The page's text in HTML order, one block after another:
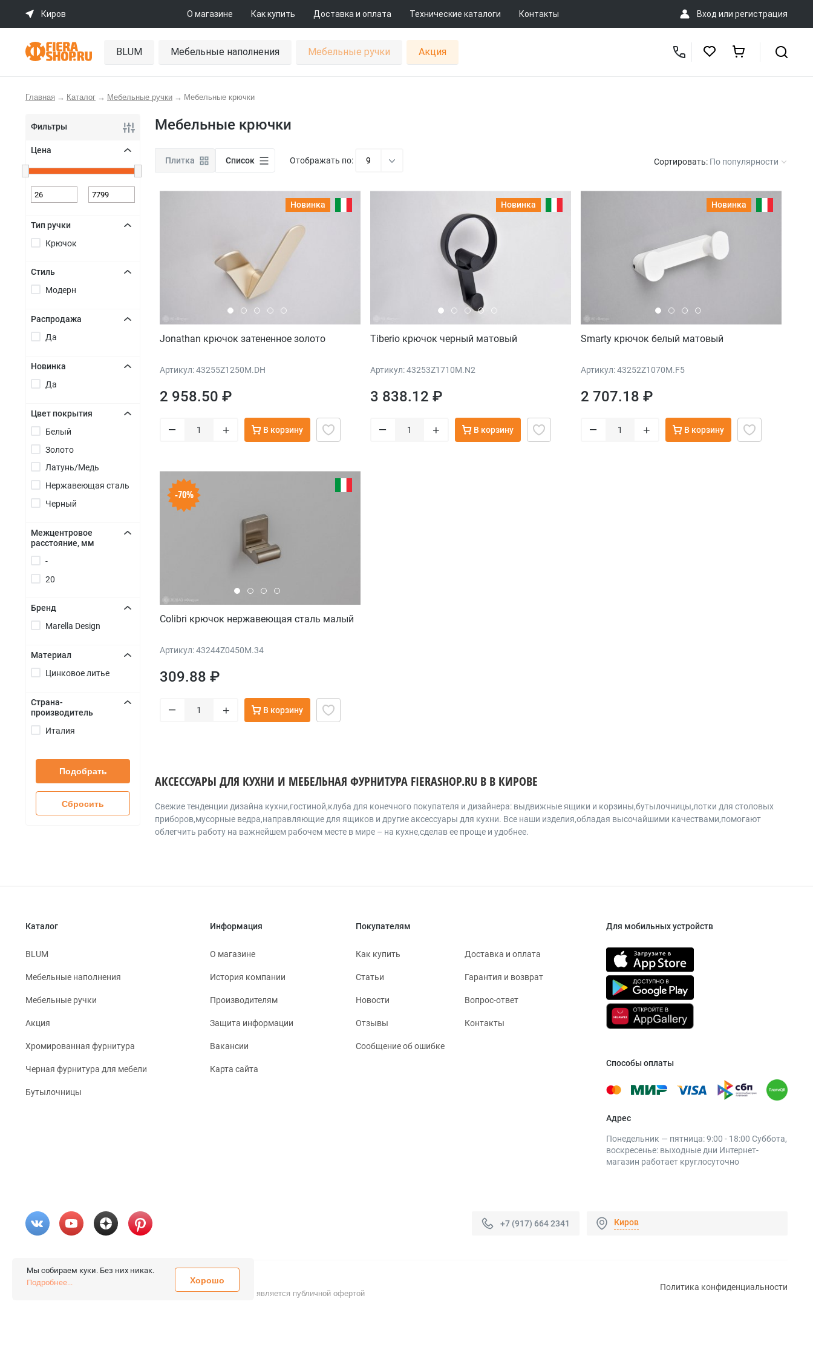
Киров О магазине Как купить Доставка и оплата Технические каталоги Контакты Вход или регистрация
BLUM Мебельные наполнения Мебельные ручки Акция
Главная → Каталог → Мебельные ручки → Мебельные крючки
Фильтры
Цена
+
Тип ручки
Крючок
Стиль
Модерн
Распродажа
Да
Новинка
Да
Цвет покрытия
Белый
Золото
Латунь/Медь
Нержавеющая сталь
Черный
Межцентровое
расстояние, мм
-
20
Бренд
Marella Design
Материал
Цинковое литье
Страна-
производитель
Италия
Подобрать
Сбросить
Мебельные крючки
Плитка Список Отображать по: 9 Сортировать: По популярности
Новинка
Jonathan крючок затененное золото
Артикул: 43255Z1250M.DH
2 958.50 ₽
– + В корзину
Новинка
Tiberio крючок черный матовый
Артикул: 43253Z1710M.N2
3 838.12 ₽
– + В корзину
Новинка
Smarty крючок белый матовый
Артикул: 43252Z1070M.F5
2 707.18 ₽
– + В корзину
-70%
Colibri крючок нержавеющая сталь малый
Артикул: 43244Z0450M.34
309.88 ₽
– + В корзину
АКСЕССУАРЫ ДЛЯ КУХНИ И МЕБЕЛЬНАЯ ФУРНИТУРА FIERASHOP.RU В В КИРОВЕ
Cвежие тенденции дизайна кухни,гостиной,клуба для конечного покупателя и дизайнера: выдвижные ящики и корзины,бутылочницы,лотки для столовых
приборов,мусорные ведра,направляющие для ящиков и другие аксессуары для кухни. Все наши изделия,обладая высочайшими качествами,помогают
облегчить работу на важнейшем рабочем месте в мире – на кухне,сделав ее проще и удобнее.
Каталог
BLUM
Мебельные наполнения
Мебельные ручки
Акция
Хромированная фурнитура
Черная фурнитура для мебели
Бутылочницы
Информация
О магазине
История компании
Производителям
Защита информации
Вакансии
Карта сайта
Покупателям
Как купить Доставка и оплата
Статьи Гарантия и возврат
Новости Вопрос-ответ
Отзывы Контакты
Сообщение об ошибке
Для мобильных устройств
Способы оплаты
Адрес
Понедельник — пятница: 9:00 - 18:00 Суббота,
воскресенье: выходные дни Интернет-
магазин работает круглосуточно
+7 (917) 664 2341 Киров
© 2026 «FieraShop.ru»
Все права защищены. Не является публичной офертой
Политика конфиденциальности
Мы собираем куки. Без них никак.
Подробнее...
Хорошо